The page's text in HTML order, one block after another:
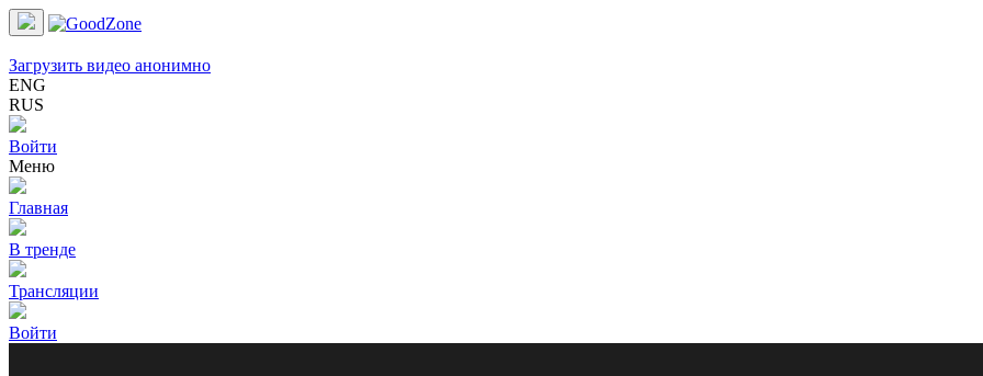
Загрузить видео анонимно
ENG
RUS
Войти
Меню
Главная
В тренде
Трансляции
Войти